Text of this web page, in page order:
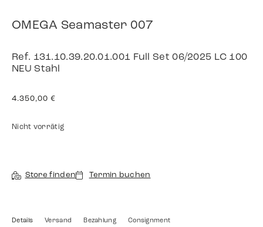
OMEGA Seamaster 007
Ref. 131.10.39.20.01.001 Full Set 06/2025 LC 100
NEU Stahl
4.350,00 €
Nicht vorrätig
Store finden Termin buchen
Details Versand Bezahlung Consignment